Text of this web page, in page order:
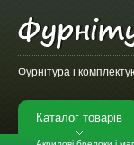
Фурнітура і
Каталог товарів